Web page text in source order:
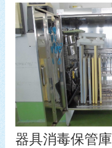
器具消毒保管庫